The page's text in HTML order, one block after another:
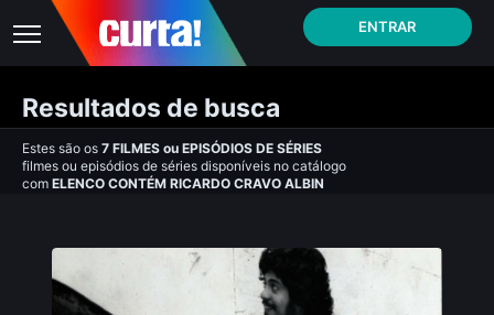
ENTRAR
Resultados de busca
Estes são os 7 FILMES ou EPISÓDIOS DE SÉRIES
filmes ou episódios de séries disponíveis no catálogo
com ELENCO CONTÉM RICARDO CRAVO ALBIN